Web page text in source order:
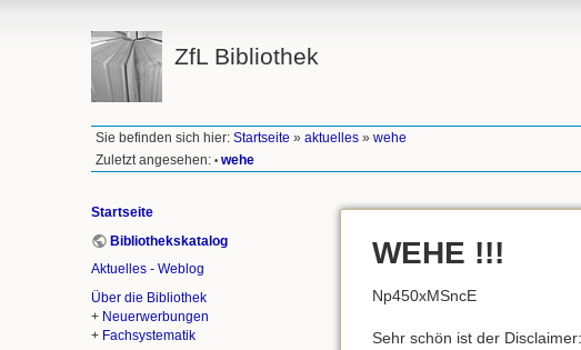
ZfL Bibliothek
Sie befinden sich hier:Startseite »aktuelles »wehe
Zuletzt angesehen: • wehe
Startseite
Bibliothekskatalog
Aktuelles - Weblog
Über die Bibliothek
+ Neuerwerbungen
+ Fachsystematik
WEHE !!!
Np450xMSncE
Sehr schön ist der